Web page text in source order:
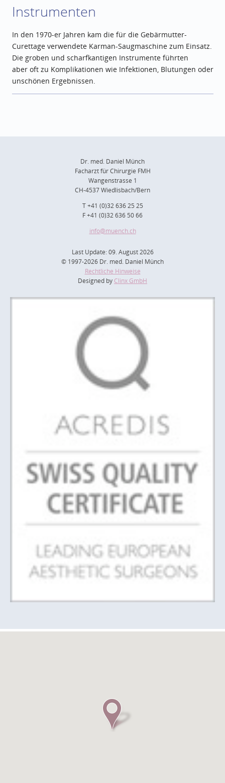
Instrumenten
In den 1970-er Jahren kam die für die Gebärmutter-
Curettage verwendete Karman-Saugmaschine zum Einsatz.
Die groben und scharfkantigen Instrumente führten
aber oft zu Komplikationen wie Infektionen, Blutungen oder
unschönen Ergebnissen.
Dr. med. Daniel Münch
Facharzt für Chirurgie FMH
Wangenstrasse 1
CH-4537 Wiedlisbach/Bern
T +41 (0)32 636 25 25
F +41 (0)32 636 50 66
info@muench.ch
Last Update: 09. August 2026
© 1997-2026 Dr. med. Daniel Münch
Rechtliche Hinweise
Designed by Clinx GmbH